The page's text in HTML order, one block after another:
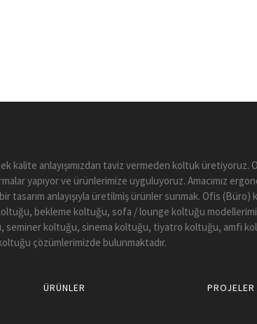
kalite anlayışımızdan taviz vermeden koltuk
yapıyor ve ürünlerimize uyguluyoruz. Amacımız
tasarım anlayışıyla üretilmiş ürünler sunmak. Ofis
bekleme koltuğu, sofa / lounge koltuğu
seminer koltuğu, sinema koltuğu, tiyatro koltuğu, amfi
çözümlerimizde bulunmaktadır.
ÜRÜNLER PROJELER